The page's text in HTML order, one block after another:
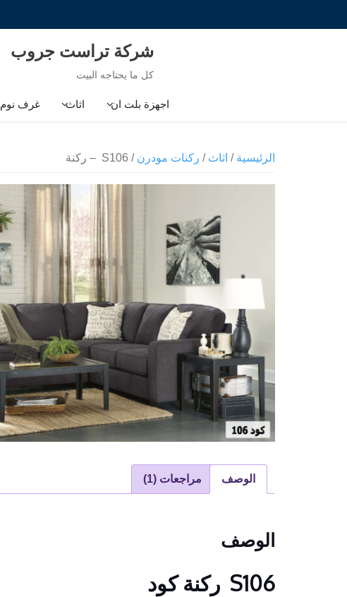
شركة تراست جروب
كل ما يحتاجه البيت
اجهزة بلت ان اثاث غرف نوم
الرئيسية / اثاث / ركنات مودرن / S106 – ركنة
الوصف مراجعات (1)
الوصف
S106 ركنة كود